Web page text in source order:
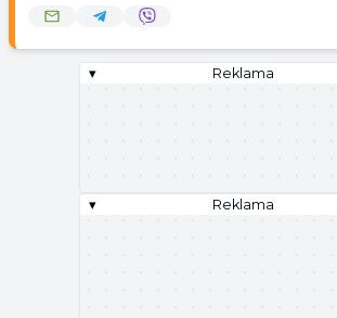
▾ Reklama
▾ Reklama